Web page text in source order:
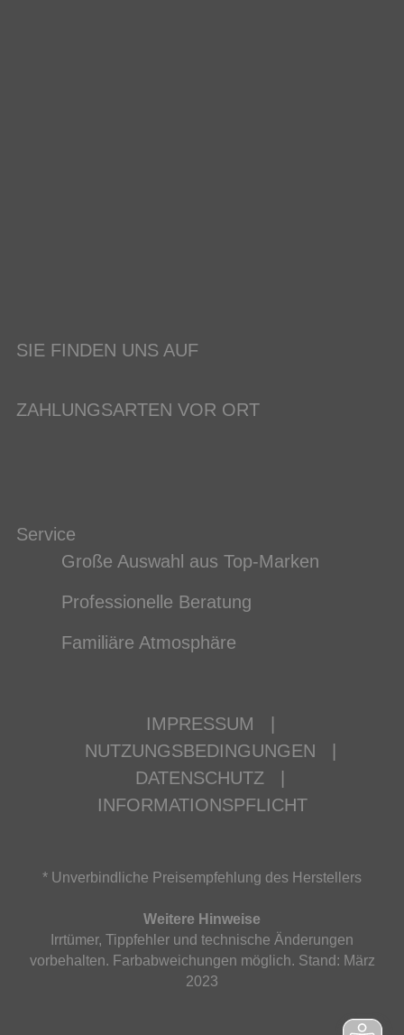
SIE FINDEN UNS AUF
ZAHLUNGSARTEN VOR ORT
Service
Große Auswahl aus Top-Marken
Professionelle Beratung
Familiäre Atmosphäre
IMPRESSUM
NUTZUNGSBEDINGUNGEN
DATENSCHUTZ
INFORMATIONSPFLICHT
* Unverbindliche Preisempfehlung des Herstellers
Weitere Hinweise
Irrtümer, Tippfehler und technische Änderungen
vorbehalten. Farbabweichungen möglich. Stand: März
2023